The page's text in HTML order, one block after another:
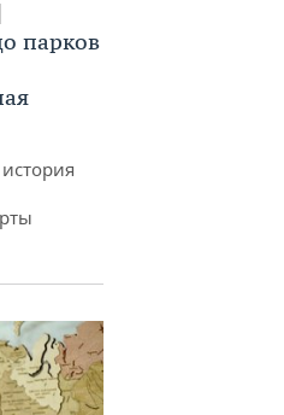
парков